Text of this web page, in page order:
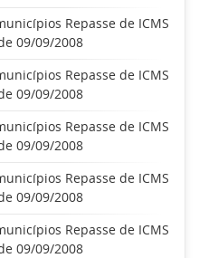
Repasse de ICMS
09/09/2008
Repasse de ICMS
09/09/2008
Repasse de ICMS
09/09/2008
Repasse de ICMS
09/09/2008
Repasse de ICMS
09/09/2008